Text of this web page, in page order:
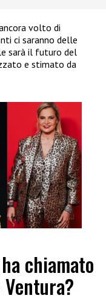
volto di
ci saranno delle
sarà il futuro del
e stimato da
chiamato